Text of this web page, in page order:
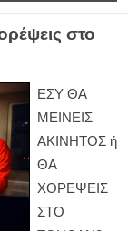
στο
ΕΣΥ ΘΑ
ΜΕΙΝΕΙΣ
ΑΚΙΝΗΤΟΣ ή
ΘΑ
ΧΟΡΕΨΕΙΣ
ΣΤΟ